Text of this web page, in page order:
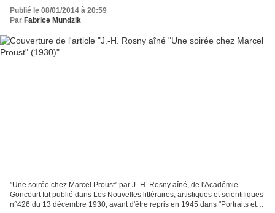
Publié le 08/01/2014 à 20:59
Par Fabrice Mundzik
"Une soirée chez Marcel Proust" par J.-H. Rosny aîné, de l'Académie
Goncourt fut publié dans Les Nouvelles littéraires, artistiques et scientifiques
n°426 du 13 décembre 1930, avant d'être repris en 1945 dans "Portraits et